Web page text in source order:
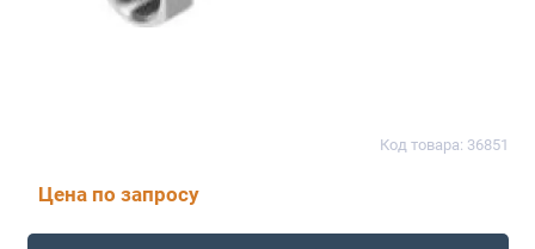
Код товара: 36851
Цена по запросу